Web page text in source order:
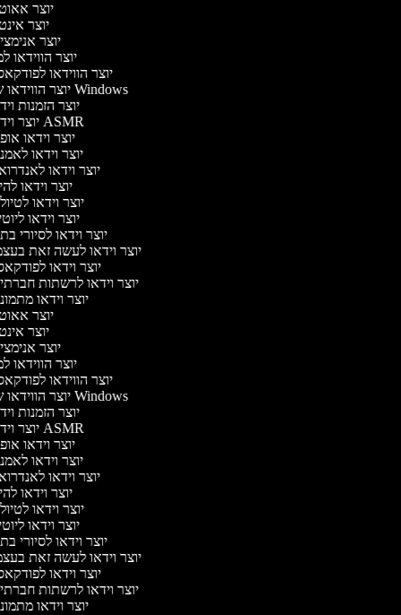
יוצר
יוצר
יוצר
יוצר הווידאו
יוצר הווידאו
יוצר הווידאו של Windows
יוצר הזמנות
יוצר וידאו ASMR
יוצר וידאו
יוצר וידאו
יוצר וידאו
יוצר וידאו
יוצר וידאו
יוצר וידאו
יוצר וידאו לסיורי
יוצר וידאו לעשה זאת
יוצר וידאו
יוצר וידאו לרשתות
יוצר וידאו
יוצר
יוצר
יוצר
יוצר הווידאו
יוצר הווידאו
יוצר הווידאו של Windows
יוצר הזמנות
יוצר וידאו ASMR
יוצר וידאו
יוצר וידאו
יוצר וידאו
יוצר וידאו
יוצר וידאו
יוצר וידאו
יוצר וידאו לסיורי
יוצר וידאו לעשה זאת
יוצר וידאו
יוצר וידאו לרשתות
יוצר וידאו